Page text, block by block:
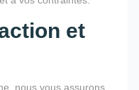
et
nous vous assurons